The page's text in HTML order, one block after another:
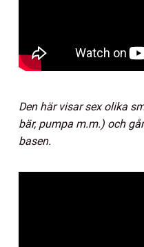
Den här visar sex olika
bär, pumpa m.m.) och
basen.